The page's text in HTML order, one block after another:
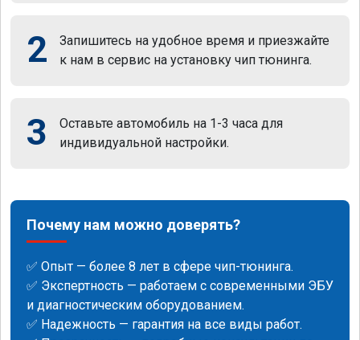
2
Запишитесь на удобное время и приезжайте
к нам в сервис на установку чип тюнинга.
3
Оставьте автомобиль на 1-3 часа для
индивидуальной настройки.
Почему нам можно доверять?
✅ Опыт — более 8 лет в сфере чип-тюнинга.
✅ Экспертность — работаем с современными ЭБУ
и диагностическим оборудованием.
✅ Надежность — гарантия на все виды работ.